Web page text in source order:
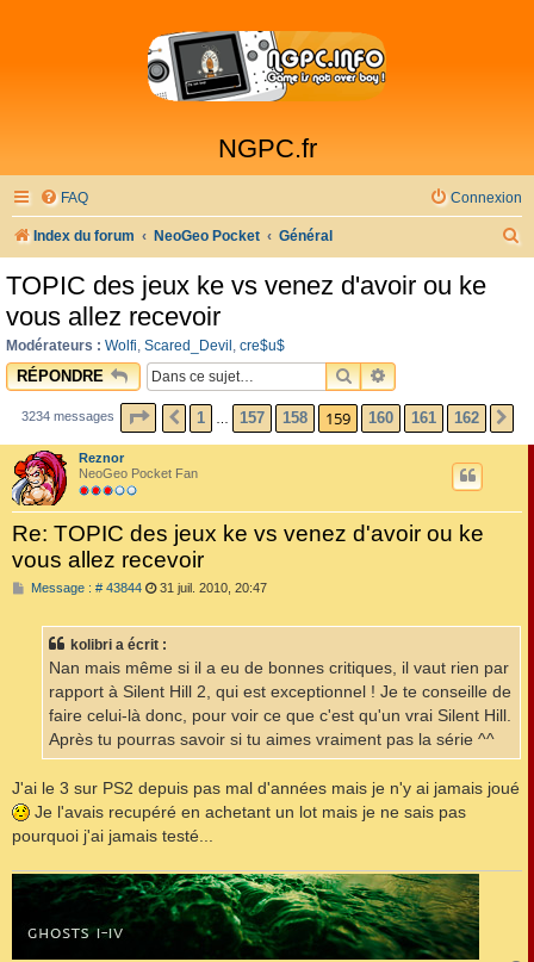
NGPC.fr
FAQ Connexion
Index du forum NeoGeo Pocket Général
r
TOPIC des jeux ke vs venez d'avoir ou ke
vous allez recevoir
Modérateurs : Wolfi, Scared_Devil , cre$u$
RÉPONDRE RECHERCHER
RECHERCHE
3234 messages PAGE 159 SUR162
PRÉCÉDENTE
1 157 158 159 160 161 162
Reznor
NeoGeo Pocket Fan
Re: TOPIC des jeux ke vs venez d'avoir ou ke
vous allez recevoir
Message : # 43844M
a
g
31 juil. 2010, 20:47
kolibri a écrit :
Nan mais même si il a eu de bonnes critiques, il vaut rien par
rapport à Silent Hill 2, qui est exceptionnel ! Je te conseille de
faire celui-là donc, pour voir ce que c'est qu'un vrai Silent Hill.
Après tu pourras savoir si tu aimes vraiment pas la série ^^
J'ai le 3 sur PS2 depuis pas mal d'années mais je n'y ai jamais joué
Je l'avais recupéré en achetant un lot mais je ne sais pas
pourquoi j'ai jamais testé...